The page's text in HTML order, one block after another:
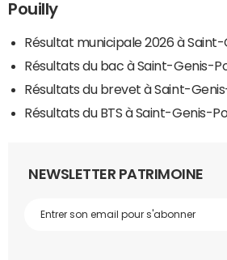
Pouilly
Résultat municipale 2026 à Saint-
Résultats du bac à Saint-Genis-
Résultats du brevet à Saint-
Résultats du BTS à Saint-Genis-
NEWSLETTER PATRIMOINE